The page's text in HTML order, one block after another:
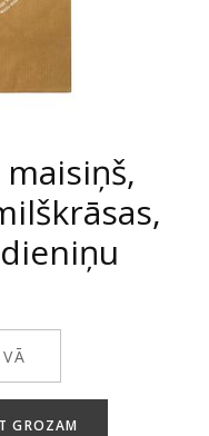
GROZAM